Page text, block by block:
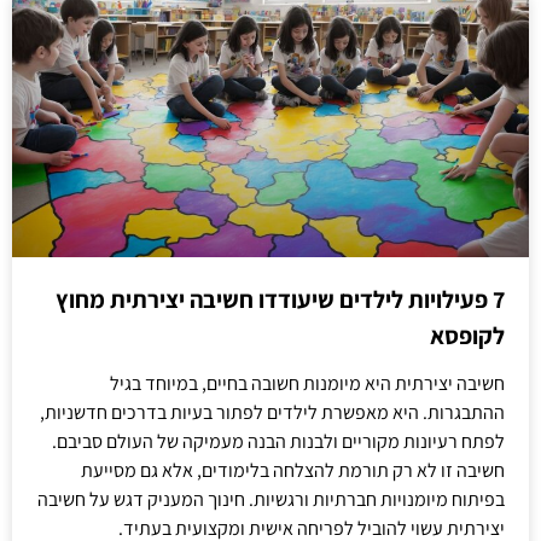
7 פעילויות לילדים שיעודדו חשיבה יצירתית מחוץ
לקופסא
חשיבה יצירתית היא מיומנות חשובה בחיים, במיוחד בגיל
ההתבגרות. היא מאפשרת לילדים לפתור בעיות בדרכים חדשניות,
לפתח רעיונות מקוריים ולבנות הבנה מעמיקה של העולם סביבם.
חשיבה זו לא רק תורמת להצלחה בלימודים, אלא גם מסייעת
בפיתוח מיומנויות חברתיות ורגשיות. חינוך המעניק דגש על חשיבה
יצירתית עשוי להוביל לפריחה אישית ומקצועית בעתיד.